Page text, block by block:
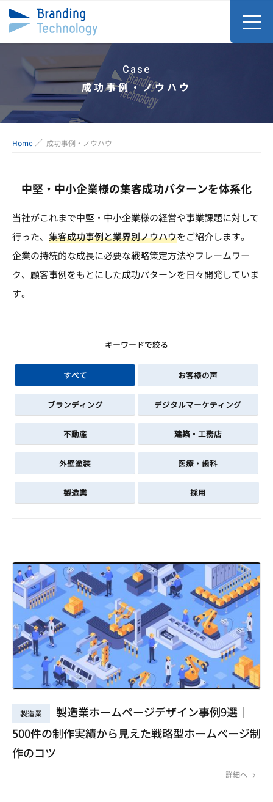
Case
成功事例・ノウハウ
Home 成功事例・ノウハウ
中堅・中小企業様の集客成功パターンを体系化
当社がこれまで中堅・中小企業様の経営や事業課題に対して
行った、 集客成功事例と業界別ノウハウをご紹介します。
企業の持続的な成長に必要な戦略策定方法やフレームワー
ク、顧客事例をもとにした成功パターンを日々開発していま
す。
キーワードで絞る
すべて お客様の声
ブランディング デジタルマーケティング
不動産 建築・工務店
外壁塗装 医療・歯科
製造業 採用
製造業
製造業ホームページデザイン事例9選｜
500件の制作実績から見えた戦略型ホームページ制
作のコツ
詳細へ